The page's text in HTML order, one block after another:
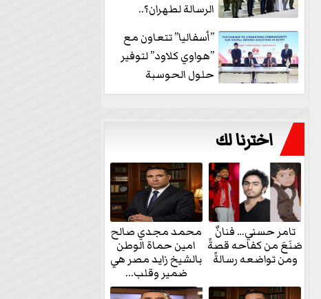
الرسالة لطهران؟..
”ماعت جروب” تُجيب؟
|...
”أسفاليا” تتعاون مع
”هواوي كلاود” لتوفير
حلول الحوسبة
السحابية والأمن
اخترنا لك
تامر حسني… فنانٌ
صَنَعَ من كفاحه قصةً
ومن تواضعه رسالةً
محمد مجدي صالح
امين حماة الوطن
بالشيخ زايد مصر هي
ضمير وقلب...